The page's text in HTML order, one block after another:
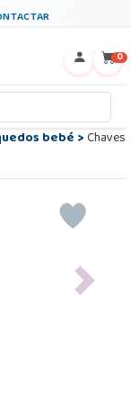
0
bebé>Chaves
Next